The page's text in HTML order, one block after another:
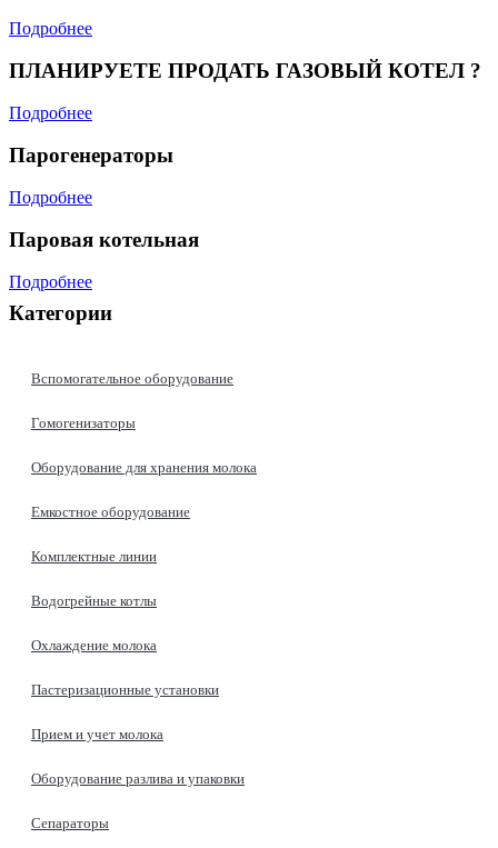
Подробнее
ПЛАНИРУЕТЕ ПРОДАТЬ ГАЗОВЫЙ КОТЕЛ ?
Подробнее
Парогенераторы
Подробнее
Паровая котельная
Подробнее
Категории
Вспомогательное оборудование
Гомогенизаторы
Оборудование для хранения молока
Емкостное оборудование
Комплектные линии
Водогрейные котлы
Охлаждение молока
Пастеризационные установки
Прием и учет молока
Оборудование разлива и упаковки
Сепараторы